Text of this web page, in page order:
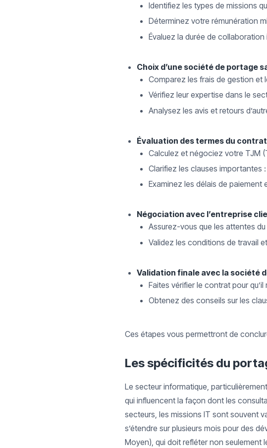
Identifiez les types de missions
Déterminez votre rémunération
Évaluez la durée de
Choix d’une société de portage
Comparez les frais de gestion
Vérifiez leur expertise dans le
Analysez les avis et retours
Évaluation des termes du
Calculez et négociez votre TJM
Clarifiez les clauses importantes
Examinez les délais de
Négociation avec l’entreprise
Assurez-vous que les attentes
Validez les conditions de travail
Validation finale avec la société
Faites vérifier le contrat pour
Obtenez des conseils sur les
Ces étapes vous permettront de
Les spécificités du
Le secteur informatique,
qui influencent la façon dont les
secteurs, les missions IT sont souvent
s’étendre sur plusieurs mois pour des
Moyen), qui doit refléter non seulement